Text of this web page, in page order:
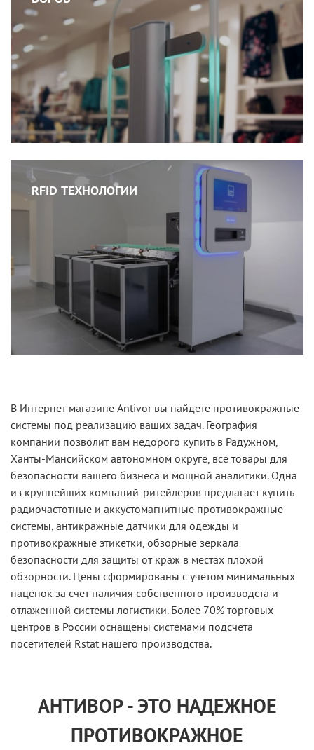
RFID ТЕХНОЛОГИИ
В Интернет магазине Antivor вы найдете противокражные
системы под реализацию ваших задач. География
компании позволит вам недорого купить в Радужном,
Ханты-Мансийском автономном округе, все товары для
безопасности вашего бизнеса и мощной аналитики. Одна
из крупнейших компаний-ритейлеров предлагает купить
радиочастотные и аккустомагнитные противокражные
системы, антикражные датчики для одежды и
противокражные этикетки, обзорные зеркала
безопасности для защиты от краж в местах плохой
обзорности. Цены сформированы с учётом минимальных
наценок за счет наличия собственного производста и
отлаженной системы логистики. Более 70% торговых
центров в России оснащены системами подсчета
посетителей Rstat нашего производства.
АНТИВОР - ЭТО НАДЕЖНОЕ
ПРОТИВОКРАЖНОЕ